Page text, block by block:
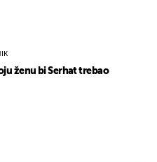
ženu bi Serhat trebao